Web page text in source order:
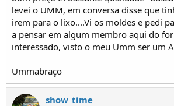
c
s
levei o UMM, em conversa disse que
irem para o lixo....Vi os moldes e pedi
a pensar em algum membro aqui do
interessado, visto o meu Umm ser um
Ummabraço
show_time